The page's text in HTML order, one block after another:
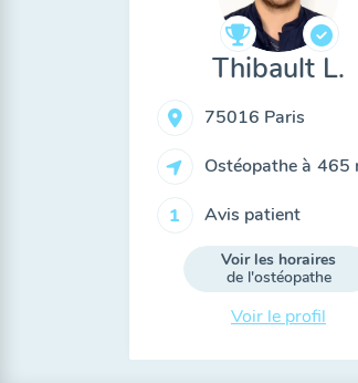
Thibault L.
75016 Paris
Ostéopathe à 465
1 Avis patient
Voir les horaires
de l'ostéopathe
Voir le profil